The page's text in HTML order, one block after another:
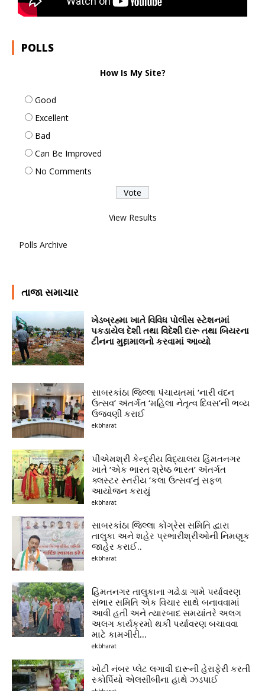
POLLS
How Is My Site?
Good
Excellent
Bad
Can Be Improved
No Comments
View Results
Polls Archive
તાજા સમાચાર
ખેડબ્રહ્મા ખાતે વિવિધ પોલીસ સ્ટેશનમાં
પકડાયેલ દેશી તથા વિદેશી દારૂ તથા બિયરના
ટીનના મુદ્દામાલનો કરવામાં આવ્યો
સાબરકાંઠા જિલ્લા પંચાયતમાં ‘નારી વંદન
ઉત્સવ’ અંતર્ગત ‘મહિલા નેતૃત્વ દિવસ’ની ભવ્ય
ઉજવણી કરાઈ
ekbharat
પીએમશ્રી કેન્દ્રીય વિદ્યાલય હિંમતનગર
ખાતે ‘એક ભારત શ્રેષ્ઠ ભારત’ અંતર્ગત
ક્લસ્ટર સ્તરીય ‘કલા ઉત્સવ’નું સફળ
આયોજન કરાયું
ekbharat
સાબરકાંઠા જિલ્લા કોંગ્રેસ સમિતિ દ્વારા
તાલુકા અને શહેર પ્રભારીશ્રીઓની નિમણૂક
જાહેર કરાઈ..
ekbharat
હિંમતનગર તાલુકાના ગઢોડા ગામે પર્યાવરણ
સંભાર સમિતિ એક વિચાર સાથે બનાવવામાં
આવી હતી અને ત્યારબાદ સમયાંતરે અલગ
અલગ કાર્યક્રમો થકી પર્યાવરણ બચાવવા
માટે કામગીરી...
ekbharat
ખોટી નંબર પ્લેટ લગાવી દારૂની હેરાફેરી કરતી
સ્કોર્પિયો એલસીબીના હાથે ઝડપાઈ